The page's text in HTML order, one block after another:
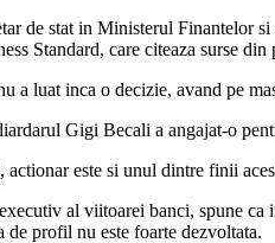
de stat in Ministerul Finantelor
Standard, care citeaza surse din
a luat inca o decizie, avand pe
Gigi Becali a angajat-o
este si unul dintre finii
al viitoarei banci, spune
de profil nu este foarte dezvoltata.